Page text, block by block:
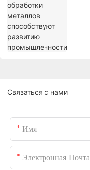
Связаться с нами
Имя
Электронная Почта